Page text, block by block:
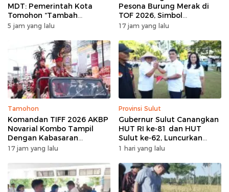
MDT: Pemerintah Kota
Tomohon “Tambah
Mantap”, Usai Parade
kepada Masyarakat
5 jam yang lalu
Pesona Burung Merak di
TOF 2026, Simbol
Keagungan Dan
17 jam yang lalu
Tamohon
Komandan TIFF 2026 AKBP
Novarial Kombo Tampil
Dengan Kabasaran
Minahasa, Padukan Tugas
17 jam yang lalu
Provinsi Sulut
Gubernur Sulut Canangkan
HUT RI ke-81 dan HUT
Sulut ke-62, Luncurkan
Program Keringanan Pajak
Kelapa
1 hari yang lalu